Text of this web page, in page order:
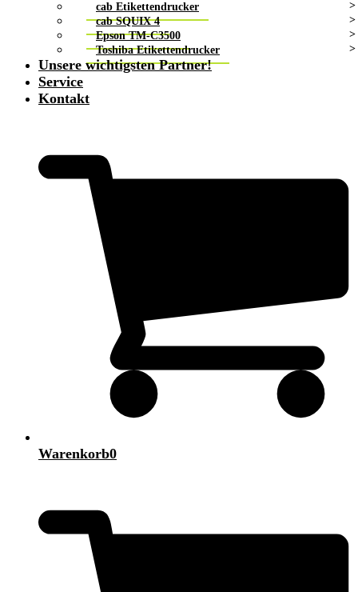
cab Etikettendrucker
cab SQUIX 4
Epson TM-C3500
Toshiba Etikettendrucker
Unsere wichtigsten Partner!
Service
Kontakt
Warenkorb0